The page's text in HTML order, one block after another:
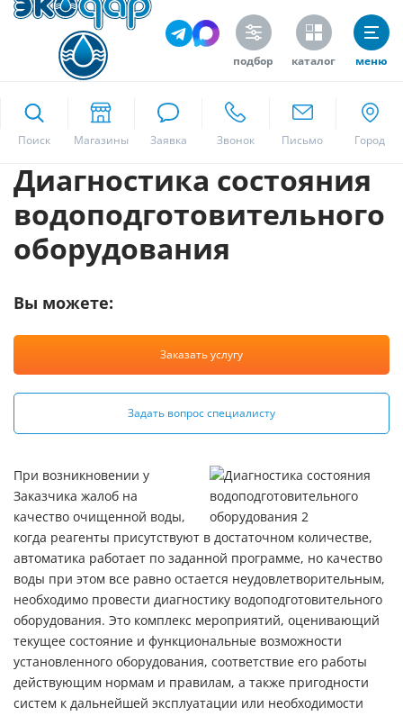
подбор каталог меню
Поиск
Москва
Диагностика состояния
водоподготовительного
оборудования
Вы можете:
Заказать услугу
Задать вопрос специалисту
При возникновении у
Заказчика жалоб на
качество очищенной воды,
когда реагенты присутствуют в достаточном количестве,
автоматика работает по заданной программе, но качество
воды при этом все равно остается неудовлетворительным,
необходимо провести диагностику водоподготовительного
оборудования. Это комплекс мероприятий, оценивающий
текущее состояние и функциональные возможности
установленного оборудования, соответствие его работы
действующим нормам и правилам, а также пригодности
систем к дальнейшей эксплуатации или необходимости